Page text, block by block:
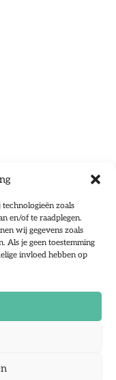
zoals
en/of te raadplegen.
wij gegevens zoals
Als je geen toestemming
invloed hebben op